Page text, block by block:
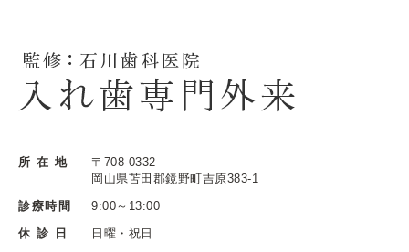
所 在 地
〒708-0332
岡山県苫田郡鏡野町吉原383-1
診療時間
9:00～13:00
休 診 日
日曜・祝日